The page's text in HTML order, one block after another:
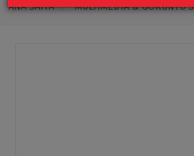
ANA SAYFA MULTIMEDYA & GÖRÜNTÜ